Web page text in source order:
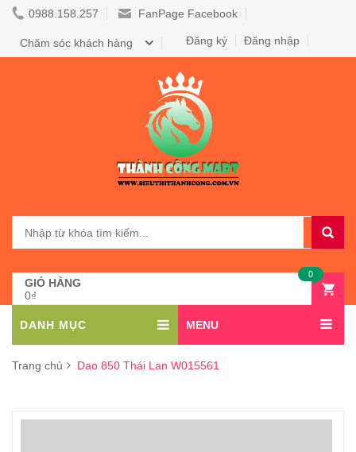
0988.158.257 FanPage Facebook
Đăng nhập
Đăng ký
Chăm sóc khách hàng
GIỎ HÀNG
0₫
0
DANH MỤC MENU
Trang chủ Dao 850 Thái Lan W015561